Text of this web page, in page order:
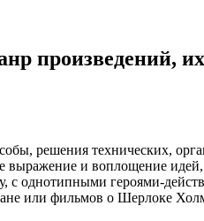
произведений,
решения технических,
выражение и воплощение
с однотипными героями-
или фильмов о Шерлоке